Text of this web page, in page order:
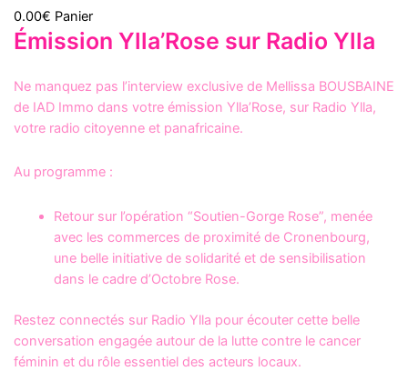
0.00€ Panier
Émission Ylla’Rose sur Radio Ylla
Ne manquez pas l’interview exclusive de Mellissa BOUSBAINE
de IAD Immo dans votre émission Ylla’Rose, sur Radio Ylla,
votre radio citoyenne et panafricaine.
Au programme :
Retour sur l’opération “Soutien-Gorge Rose”, menée
avec les commerces de proximité de Cronenbourg,
une belle initiative de solidarité et de sensibilisation
dans le cadre d’Octobre Rose.
Restez connectés sur Radio Ylla pour écouter cette belle
conversation engagée autour de la lutte contre le cancer
féminin et du rôle essentiel des acteurs locaux.